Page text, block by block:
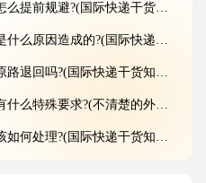
规避?(国际快递干货知识分享)
造成的?(国际快递干货知识分享)
回吗?(国际快递干货知识分享)
殊要求?(不清楚的外贸人看过来)
处理?(国际快递干货知识分享)